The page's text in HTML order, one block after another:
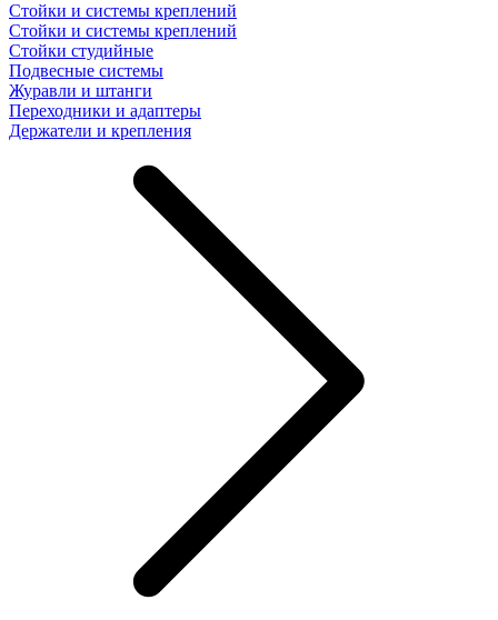
Стойки и системы креплений
Стойки и системы креплений
Стойки студийные
Подвесные системы
Журавли и штанги
Переходники и адаптеры
Держатели и крепления